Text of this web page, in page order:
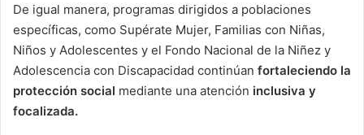
De igual manera, programas dirigidos a poblaciones
específicas, como Supérate Mujer, Familias con Niñas,
Niños y Adolescentes y el Fondo Nacional de la Niñez y
Adolescencia con Discapacidad continúan fortaleciendo la
protección social mediante una atención inclusiva y
focalizada.